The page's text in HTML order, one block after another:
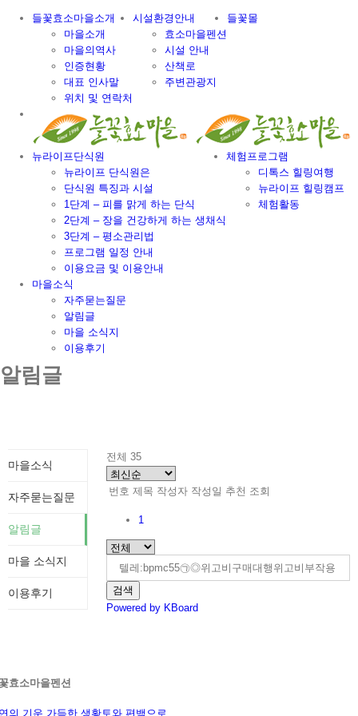
들꽃효소마을소개
마을소개
마을의역사
인증현황
대표 인사말
위치 및 연락처
시설환경안내
효소마을펜션
시설 안내
산책로
주변관광지
들꽃몰
뉴라이프단식원
뉴라이프 단식원은
단식원 특징과 시설
1단계 – 피를 맑게 하는 단식
2단계 – 장을 건강하게 하는 생채식
3단계 – 평소관리법
프로그램 일정 안내
이용요금 및 이용안내
체험프로그램
디톡스 힐링여행
뉴라이프 힐링캠프
체험활동
마을소식
자주묻는질문
알림글
마을 소식지
이용후기
알림글
전체 35
번호 제목 작성자 작성일 추천 조회
1
검색
Powered by KBoard
마을소식
자주묻는질문
알림글
마을 소식지
이용후기
효소마을펜션
의 기운 가득한 생황토와 편백으로